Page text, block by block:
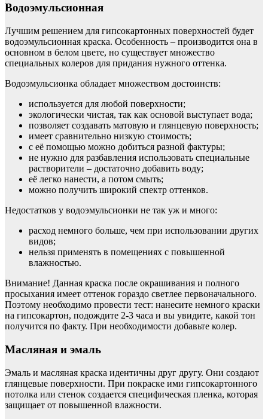
Водоэмульсионная
Лучшим решением для гипсокартонных поверхностей будет
водоэмульсионная краска. Особенность – производится она в
основном в белом цвете, но существует множество
специальных колеров для придания нужного оттенка.
Водоэмульсионка обладает множеством достоинств:
используется для любой поверхности;
экологически чистая, так как основой выступает вода;
позволяет создавать матовую и глянцевую поверхность;
имеет сравнительно низкую стоимость;
с её помощью можно добиться разной фактуры;
не нужно для разбавления использовать специальные
растворители – достаточно добавить воду;
её легко нанести, а потом смыть;
можно получить широкий спектр оттенков.
Недостатков у водоэмульсионки не так уж и много:
расход немного больше, чем при использовании других
видов;
нельзя применять в помещениях с повышенной
влажностью.
Внимание! Данная краска после окрашивания и полного
просыхания имеет оттенок гораздо светлее первоначального.
Поэтому необходимо провести тест: нанесите немного краски
на гипсокартон, подождите 2-3 часа и вы увидите, какой тон
получится по факту. При необходимости добавьте колер.
Масляная и эмаль
Эмаль и масляная краска идентичны друг другу. Они создают
глянцевые поверхности. При покраске ими гипсокартонного
потолка или стенок создается специфическая пленка, которая
защищает от повышенной влажности.